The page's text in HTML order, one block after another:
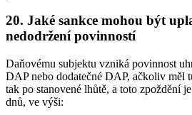
20. Jaké sankce mohou být
nedodržení povinností
Daňovému subjektu vzniká povinnost
DAP nebo dodatečné DAP, ačkoliv měl
tak po stanovené lhůtě, a toto zpoždění
dnů, ve výši: